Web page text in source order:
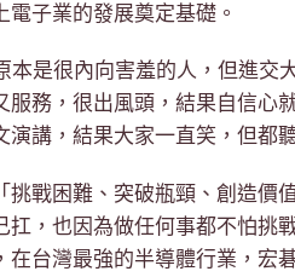
子業的發展奠定基礎。
是很內向害羞的人，但進交
務，很出風頭，結果自信心
講，結果大家一直笑，但都
戰困難、突破瓶頸、創造價
，也因為做任何事都不怕挑
台灣最強的半導體行業，宏